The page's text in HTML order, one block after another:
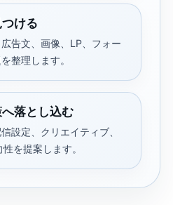
ける
告文、画像、LP、フォー
整理します。
落とし込む
設定、クリエイティブ、
を提案します。